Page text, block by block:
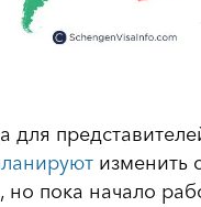
для
изменить
но пока начало